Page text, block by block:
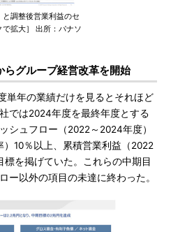
調整後営業利益のセ
拡大］ 出所：パナソ
グループ経営改革を開始
年の業績だけを見るとそれほど
では2024年度を最終年度とする
シュフロー（2022～2024年度）
）10％以上、累積営業利益（2022
標を掲げていた。これらの中期目
ー以外の項目の未達に終わった。